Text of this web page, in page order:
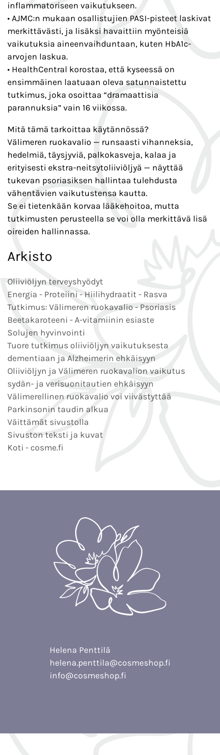
inflammatoriseen vaikutukseen.
• AJMC:n mukaan osallistujien PASI-pisteet laskivat
merkittävästi, ja lisäksi havaittiin myönteisiä
vaikutuksia aineenvaihduntaan, kuten HbA1c-
arvojen laskua.
• HealthCentral korostaa, että kyseessä on
ensimmäinen laatuaan oleva satunnaistettu
tutkimus, joka osoittaa “dramaattisia
parannuksia” vain 16 viikossa.
Mitä tämä tarkoittaa käytännössä?
Välimeren ruokavalio — runsaasti vihanneksia,
hedelmiä, täysjyviä, palkokasveja, kalaa ja
erityisesti ekstra-neitsytoliiviöljyä — näyttää
tukevan psoriasiksen hallintaa tulehdusta
vähentävien vaikutustensa kautta.
Se ei tietenkään korvaa lääkehoitoa, mutta
tutkimusten perusteella se voi olla merkittävä lisä
oireiden hallinnassa.
Arkisto
Oliiviöljyn terveyshyödyt
Energia - Proteiini - Hiilihydraatit - Rasva
Tutkimus: Välimeren ruokavalio - Psoriasis
Beetakaroteeni - A-vitamiinin esiaste
Solujen hyvinvointi
Tuore tutkimus oliiviöljyn vaikutuksesta
dementiaan ja Alzheimerin ehkäisyyn
Oliiviöljyn ja Välimeren ruokavalion vaikutus
sydän- ja verisuonitautien ehkäisyyn
Välimerellinen ruokavalio voi viivästyttää
Parkinsonin taudin alkua
Väittämät sivustolla
Sivuston teksti ja kuvat
Koti - cosme.fi
Helena Penttilä
helena.penttila@cosmeshop.fi
info@cosmeshop.fi